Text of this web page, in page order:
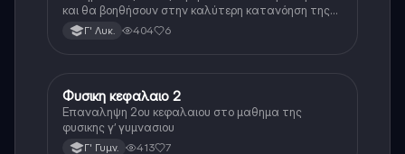
και θα βοηθήσουν στην καλύτερη κατανόηση της
θεωρίας 🌊
Γ' Λυκ. 404 6
Φυσική
Φυσικη κεφαλαιο 2
Επαναληψη 2ου κεφαλαιου στο μαθημα της
φυσικης γ’ γυμνασιου
Γ' Γυμν. 413 7